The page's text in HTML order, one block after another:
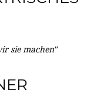
sie machen"